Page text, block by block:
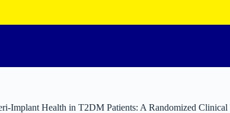
Implant Health in T2DM Patients: A Randomized Clinical